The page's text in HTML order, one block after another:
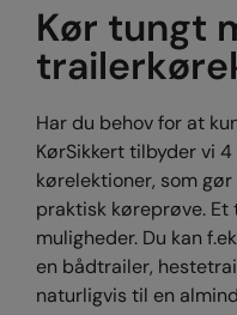
Kør tungt
Har du behov for at
KørSikkert tilbyder vi
kørelektioner, som
praktisk køreprøve.
muligheder. Du kan
en bådtrailer,
naturligvis til en